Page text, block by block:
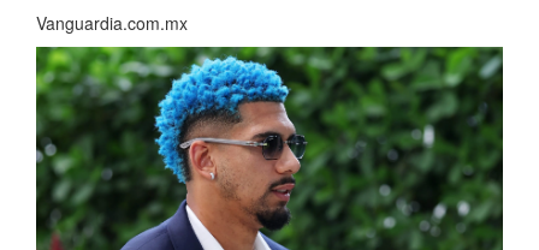
Vanguardia.com.mx